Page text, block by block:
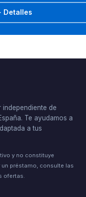
Detalles
independiente de
Te ayudamos a
a tus
y no constituye
préstamo, consulte las
ofertas.